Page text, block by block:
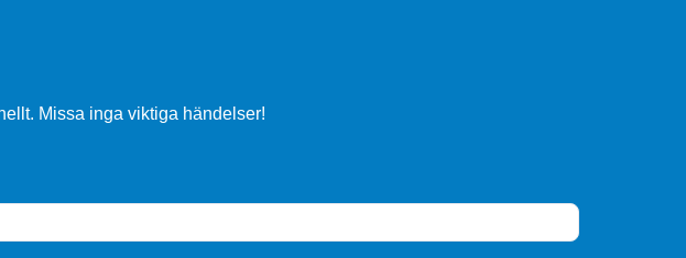
Missa inga viktiga händelser!